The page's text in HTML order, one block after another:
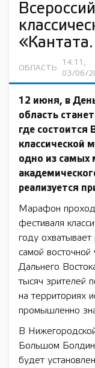
ОБЛАСТЬ
14:11,
03/06/
12 июня, в
область
где состоится
классической
одно из самых
реализуется
Марафон
фестиваля
году
самой восточной
Дальнего
тысяч зрителей
на территориях
промышленно
В
Большом
будет